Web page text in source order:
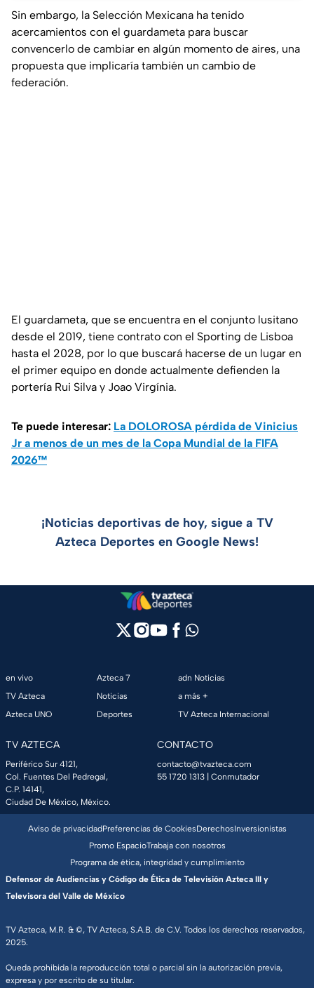
Sin embargo, la Selección Mexicana ha tenido
acercamientos con el guardameta para buscar
convencerlo de cambiar en algún momento de aires, una
propuesta que implicaría también un cambio de
federación.
El guardameta, que se encuentra en el conjunto lusitano
desde el 2019, tiene contrato con el Sporting de Lisboa
hasta el 2028, por lo que buscará hacerse de un lugar en
el primer equipo en donde actualmente defienden la
portería Rui Silva y Joao Virgínia.
Te puede interesar: La DOLOROSA pérdida de Vinicius
Jr a menos de un mes de la Copa Mundial de la FIFA
2026™
¡Noticias deportivas de hoy, sigue a TV
Azteca Deportes en Google News!
en vivo
TV Azteca
Azteca UNO
Azteca 7
Noticias
Deportes
adn Noticias
a más +
TV Azteca Internacional
TV AZTECA
Periférico Sur 4121,
Col. Fuentes Del Pedregal,
C.P. 14141,
Ciudad De México, México.
CONTACTO
contacto@tvazteca.com
55 1720 1313 | Conmutador
TV Azteca, M.R. & ©, TV Azteca, S.A.B. de C.V. Todos los derechos reservados,
2025.
Queda prohibida la reproducción total o parcial sin la autorización previa,
expresa y por escrito de su titular.
Aviso de privacidadPreferencias de CookiesDerechosInversionistas
Promo EspacioTrabaja con nosotros
Programa de ética, integridad y cumplimiento
Defensor de Audiencias y Código de Ética de Televisión Azteca III y
Televisora del Valle de México